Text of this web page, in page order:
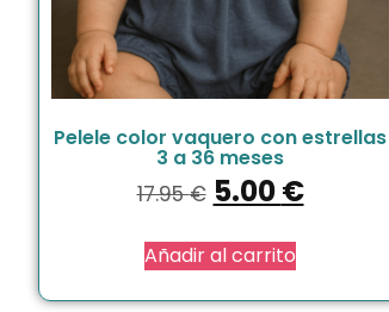
Pelele color vaquero con estrellas
3 a 36 meses
17.95€ 5.00€
Añadir al carrito